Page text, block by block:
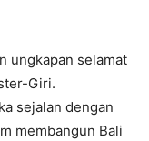
ungkapan selamat
Giri.
sejalan dengan
membangun Bali